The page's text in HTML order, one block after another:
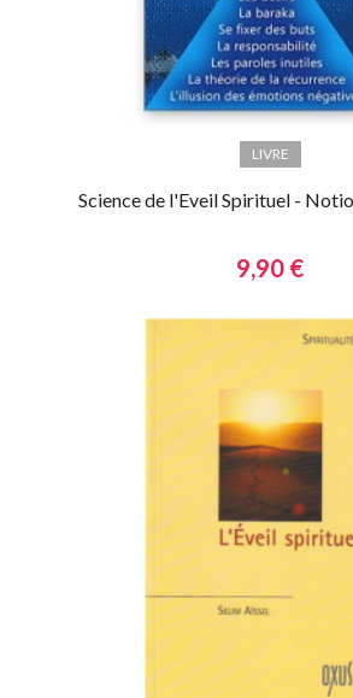
LIVRE
Science de l'Eveil Spirituel -
9,90 €